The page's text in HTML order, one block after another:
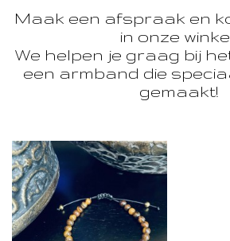
Maak een afspraak en
in onze
We helpen je graag bij
een armband die
gemaakt!